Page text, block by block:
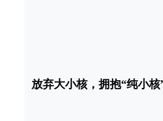
放弃大小核，拥抱“纯小